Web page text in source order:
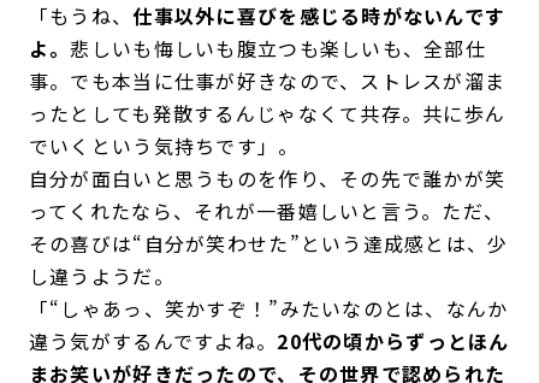
「もうね、仕事以外に喜びを感じる時がないんです
よ。悲しいも悔しいも腹立つも楽しいも、全部仕
事。でも本当に仕事が好きなので、ストレスが溜ま
ったとしても発散するんじゃなくて共存。共に歩ん
でいくという気持ちです」。
自分が面白いと思うものを作り、その先で誰かが笑
ってくれたなら、それが一番嬉しいと言う。ただ、
その喜びは“自分が笑わせた”という達成感とは、少
し違うようだ。
「“しゃあっ、笑かすぞ！”みたいなのとは、なんか
違う気がするんですよね。 20代の頃からずっとほん
まお笑いが好きだったので、その世界で認められた